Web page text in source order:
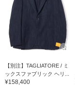
【別注】TAGLIATORE / ミ
ックスファブリック ヘリ...
¥158,400